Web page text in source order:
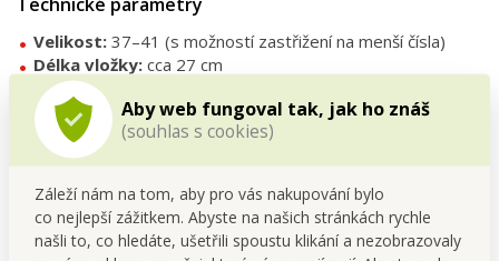
Aby web fungoval tak, jak ho znáš
(souhlas s cookies)
Záleží nám na tom, aby pro vás nakupování bylo
co nejlepší zážitkem. Abyste na našich stránkách rychle
našli to, co hledáte, ušetřili spoustu klikání a nezobrazovaly
Velikost: 37–41 (s možností zastřižení na menší čísla)
Délka vložky: cca 27 cm
Šířka:9 cm (nejširší část), 6,5 cm (užší část)
Tloušťka:1,8 cm
Materiál:gel (více zón) + mikroplyšová tkanina
Gelové zóny
Modrá část:měkký gel – pro pohodlný došlap v oblasti
paty a polštářků pod prsty.